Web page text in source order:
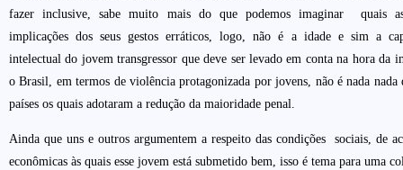
fazer inclusive, sabe muito mais do que podemos imaginar quais as
implicações dos seus gestos erráticos, logo, não é a idade e sim a
intelectual do jovem transgressor que deve ser levado em conta na hora da
o Brasil, em termos de violência protagonizada por jovens, não é nada nada
países os quais adotaram a redução da maioridade penal.
Ainda que uns e outros argumentem a respeito das condições sociais, de
econômicas às quais esse jovem está submetido bem, isso é tema para uma